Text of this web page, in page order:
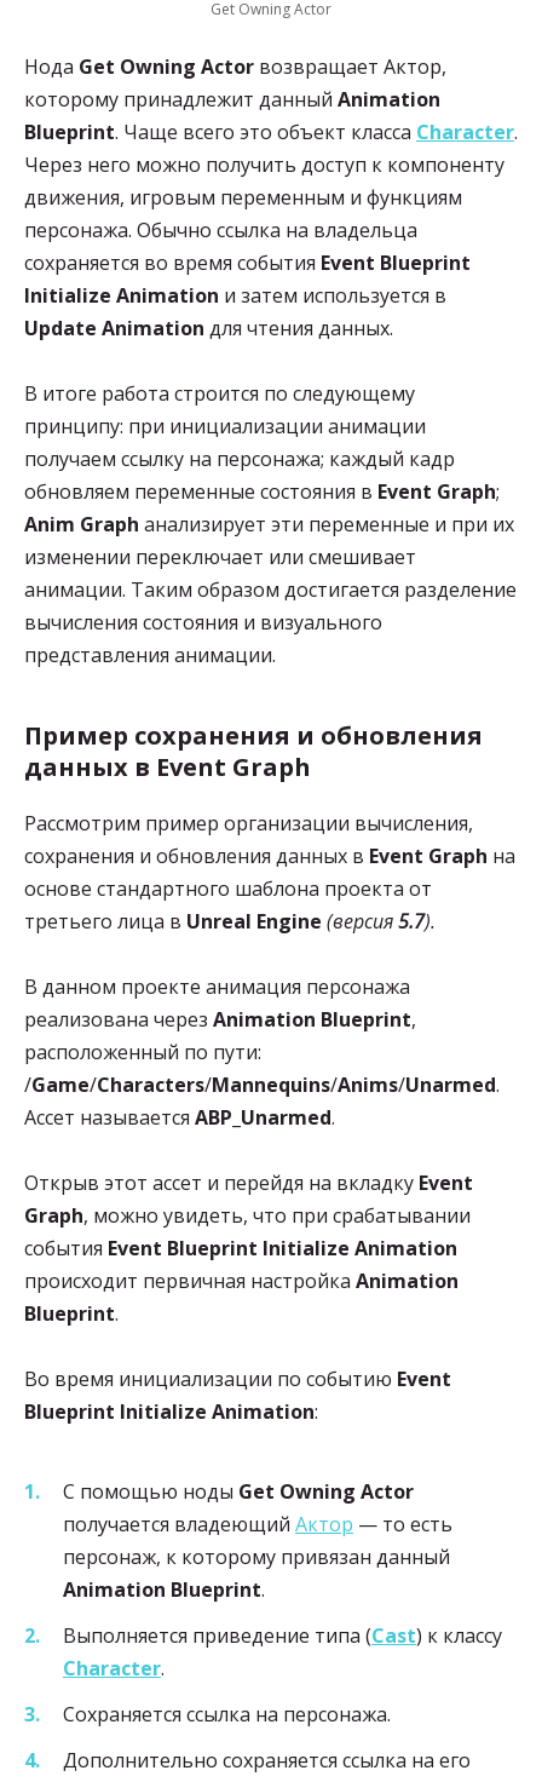
Get Owning Actor
Нода Get Owning Actor возвращает Актор,
которому принадлежит данный Animation
Blueprint. Чаще всего это объект класса Character.
Через него можно получить доступ к компоненту
движения, игровым переменным и функциям
персонажа. Обычно ссылка на владельца
сохраняется во время события Event Blueprint
Initialize Animation и затем используется в
Update Animation для чтения данных.
В итоге работа строится по следующему
принципу: при инициализации анимации
получаем ссылку на персонажа; каждый кадр
обновляем переменные состояния в Event Graph;
Anim Graph анализирует эти переменные и при их
изменении переключает или смешивает
анимации. Таким образом достигается разделение
вычисления состояния и визуального
представления анимации.
Пример сохранения и обновления
данных в Event Graph
Рассмотрим пример организации вычисления,
сохранения и обновления данных в Event Graph на
основе стандартного шаблона проекта от
третьего лица в Unreal Engine (версия5.7).
В данном проекте анимация персонажа
реализована через Animation Blueprint,
расположенный по пути:
/Game/Characters/Mannequins/Anims/Unarmed.
Ассет называется ABP_Unarmed.
Открыв этот ассет и перейдя на вкладку Event
Graph, можно увидеть, что при срабатывании
события Event Blueprint Initialize Animation
происходит первичная настройка Animation
Blueprint.
Во время инициализации по событию Event
Blueprint Initialize Animation:
С помощью ноды Get Owning Actor
получается владеющий Актор — то есть
персонаж, к которому привязан данный
Animation Blueprint.
Выполняется приведение типа (Cast) к классу
Character.
Сохраняется ссылка на персонажа.
Дополнительно сохраняется ссылка на его